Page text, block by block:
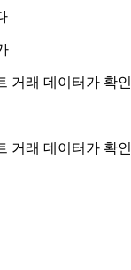
거래 데이터가 확
거래 데이터가 확